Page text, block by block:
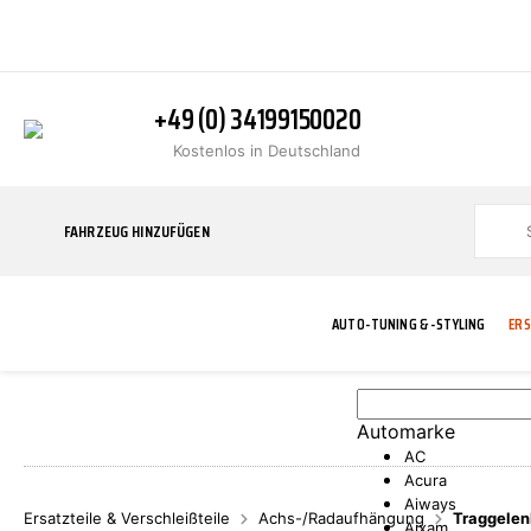
+49 (0) 34199150020
Kostenlos in Deutschland
FAHRZEUG HINZUFÜGEN
AUTO-TUNING & -STYLING
Automarke
AC
Acura
Aiways
Ersatzteile & Verschleißteile Achs-/Radaufhängung